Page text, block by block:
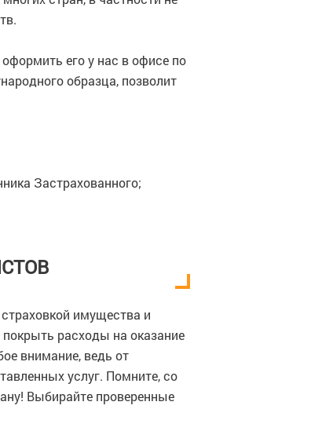
его у нас в офисе по
образца, позволит
Застрахованного;
имущества и
расходы на оказание
внимание, ведь от
услуг. Помните, со
Выбирайте проверенные